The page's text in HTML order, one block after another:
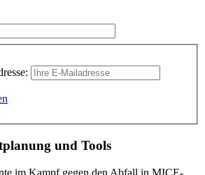
und Tools
im Kampf gegen den Abfall in MICE-